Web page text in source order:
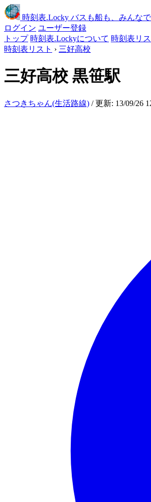
時刻表.Locky バスも船も、みんな
ログイン ユーザー登録
トップ 時刻表.Lockyについて 時刻表リス
時刻表リスト › 三好高校
三好高校 黒笹駅
さつきちゃん(生活路線) / 更新: 13/09/26